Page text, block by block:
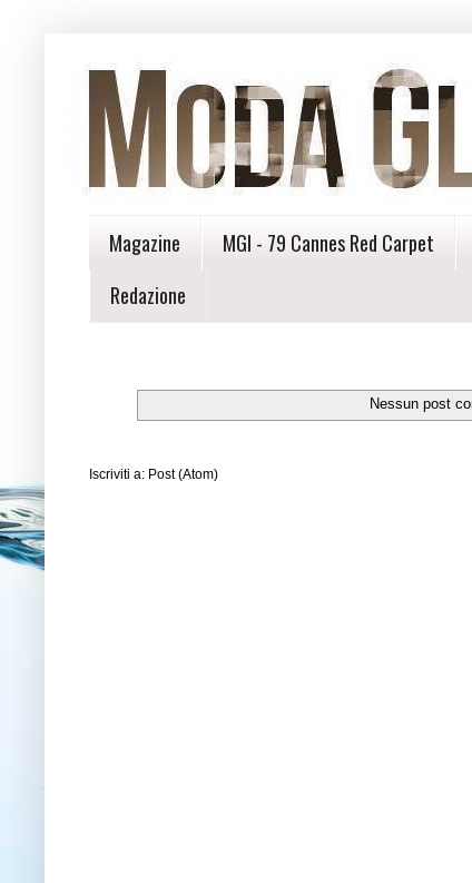
Magazine MGI - 79 Cannes Red Carpet
Redazione
Nessun post
Iscriviti a: Post (Atom)